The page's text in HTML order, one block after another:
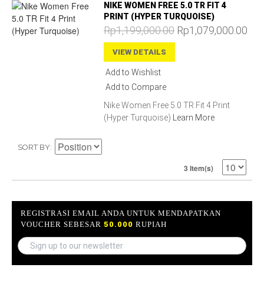
NIKE WOMEN FREE 5.0 TR FIT 4
PRINT (HYPER TURQUOISE)
Rp1,199,000.00 Rp1,079,000.00
VIEW DETAILS
Add to Wishlist
Add to Compare
Nike Women Free 5.0 TR Fit 4 Print
(Hyper Turquoise)
Learn More
SORT BY
3 Item(s)
REGISTRASI EMAIL ANDA UNTUK MENDAPATKAN
VOUCHER SEBESAR 50.000 RUPIAH